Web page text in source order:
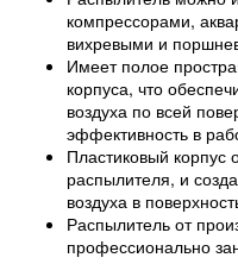
компрессорами,
вихревыми и
Имеет полое
корпуса, что
воздуха по всей
эффективность в
Пластиковый корпус
распылителя, и
воздуха в
Распылитель от
профессионально